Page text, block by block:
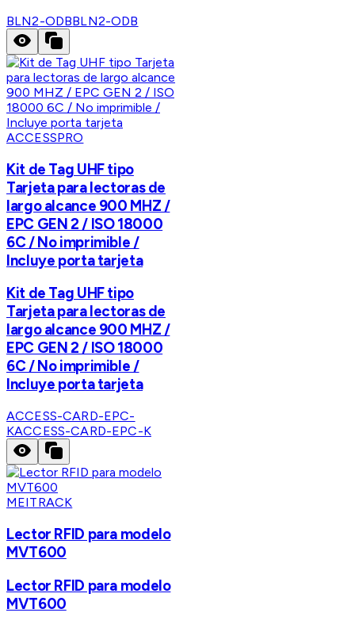
BLN2-ODBBLN2-ODB
ACCESSPRO
Kit de Tag UHF tipo
Tarjeta para lectoras de
largo alcance 900 MHZ /
EPC GEN 2 / ISO 18000
6C / No imprimible /
Incluye porta tarjeta
Kit de Tag UHF tipo
Tarjeta para lectoras de
largo alcance 900 MHZ /
EPC GEN 2 / ISO 18000
6C / No imprimible /
Incluye porta tarjeta
ACCESS-CARD-EPC-
KACCESS-CARD-EPC-K
MEITRACK
Lector RFID para modelo
MVT600
Lector RFID para modelo
MVT600